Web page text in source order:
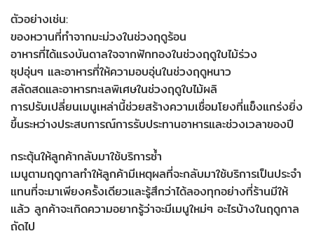
ตัวอย่างเช่น:
ของหวานที่ทำจากมะม่วงในช่วงฤดูร้อน
อาหารที่ได้แรงบันดาลใจจากฟักทองในช่วงฤดูใบไม้ร่วง
ซุปอุ่นๆ และอาหารที่ให้ความอบอุ่นในช่วงฤดูหนาว
สลัดสดและอาหารทะเลพิเศษในช่วงฤดูใบไม้ผลิ
การปรับเปลี่ยนเมนูเหล่านี้ช่วยสร้างความเชื่อมโยงที่แข็งแกร่งยิ่ง
ขึ้นระหว่างประสบการณ์การรับประทานอาหารและช่วงเวลาของปี
กระตุ้นให้ลูกค้ากลับมาใช้บริการซ้ำ
เมนูตามฤดูกาลทำให้ลูกค้ามีเหตุผลที่จะกลับมาใช้บริการเป็นประจำ
แทนที่จะมาเพียงครั้งเดียวและรู้สึกว่าได้ลองทุกอย่างที่ร้านมีให้
แล้ว ลูกค้าจะเกิดความอยากรู้ว่าจะมีเมนูใหม่ๆ อะไรบ้างในฤดูกาล
ถัดไป